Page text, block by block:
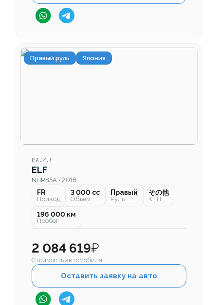
Правый руль Япония
ISUZU
ELF
NHR85A • 2016
FR
Привод
3 000 cc
Объем
Правый
Руль
その他
КПП
196 000 км
Пробег
2 084 619₽
Стоимость автомобиля
Оставить заявку на авто